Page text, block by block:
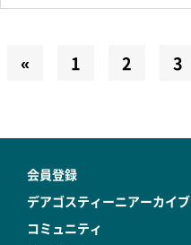
« 1 2 3
会員登録
デアゴスティーニアーカイブ
コミュニティ